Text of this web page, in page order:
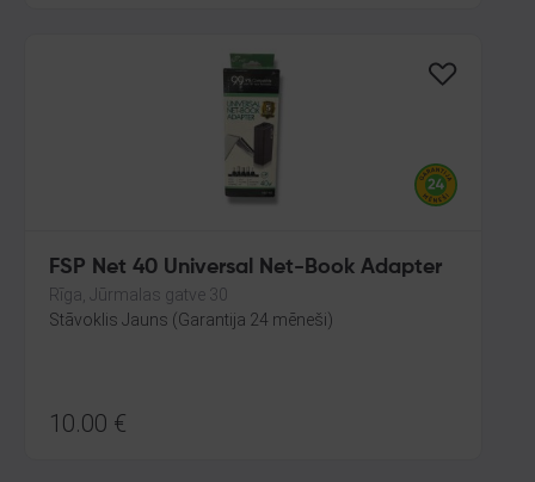
FSP Net 40 Universal Net-Book Adapter
Rīga, Jūrmalas gatve 30
Stāvoklis Jauns (Garantija 24 mēneši)
10.00 €